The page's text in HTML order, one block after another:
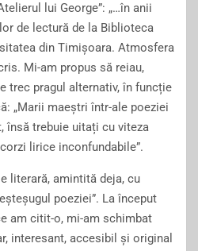
lui George”: „…în anii
de lectură de la Biblioteca
din Timișoara. Atmosfera
Mi-am propus să reiau,
trec pragul alternativ, în funcție
„Marii maeștri într-ale poeziei
însă trebuie uitați cu viteza
corzi lirice inconfundabile”.
literară, amintită deja, cu
poeziei”. La început
am citit-o, mi-am schimbat
interesant, accesibil și original